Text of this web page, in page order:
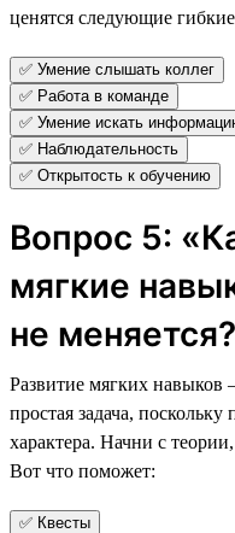
ценятся следующие
✅ Умение слышать коллег
✅ Работа в команде
✅ Умение искать
✅ Наблюдательность
✅ Открытость к обучению
Вопрос 5:
мягкие
не
Развитие мягких навыков
простая задача, поскольку
характера. Начни с
Вот что поможет:
✅ Квесты